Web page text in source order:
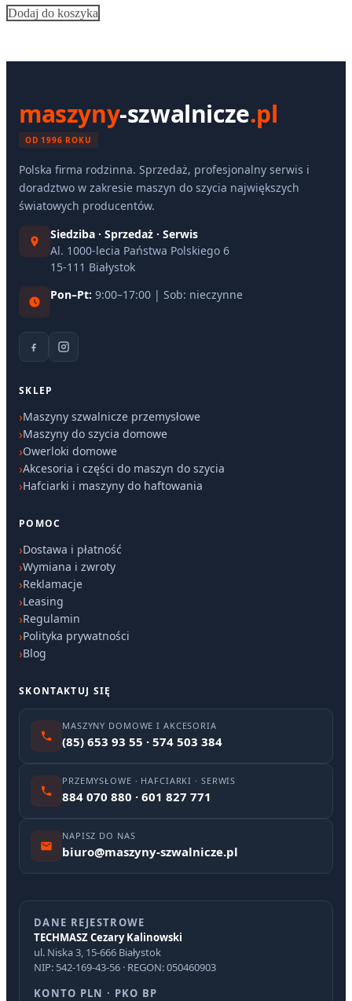
Dodaj do koszyka
maszyny-szwalnicze.pl
OD 1996 ROKU
Polska firma rodzinna. Sprzedaż, profesjonalny serwis i
doradztwo w zakresie maszyn do szycia największych
światowych producentów.
Siedziba · Sprzedaż · Serwis
Al. 1000-lecia Państwa Polskiego 6
15-111 Białystok
Pon–Pt: 9:00–17:00 | Sob: nieczynne
SKLEP
Maszyny szwalnicze przemysłowe
Maszyny do szycia domowe
Owerloki domowe
Akcesoria i części do maszyn do szycia
Hafciarki i maszyny do haftowania
POMOC
Dostawa i płatność
Wymiana i zwroty
Reklamacje
Leasing
Regulamin
Polityka prywatności
Blog
SKONTAKTUJ SIĘ
MASZYNY DOMOWE I AKCESORIA
(85) 653 93 55 · 574 503 384
PRZEMYSŁOWE · HAFCIARKI · SERWIS
884 070 880 · 601 827 771
NAPISZ DO NAS
biuro@maszyny-szwalnicze.pl
DANE REJESTROWE
TECHMASZ Cezary Kalinowski
ul. Niska 3, 15-666 Białystok
NIP: 542-169-43-56 · REGON: 050460903
KONTO PLN · PKO BP